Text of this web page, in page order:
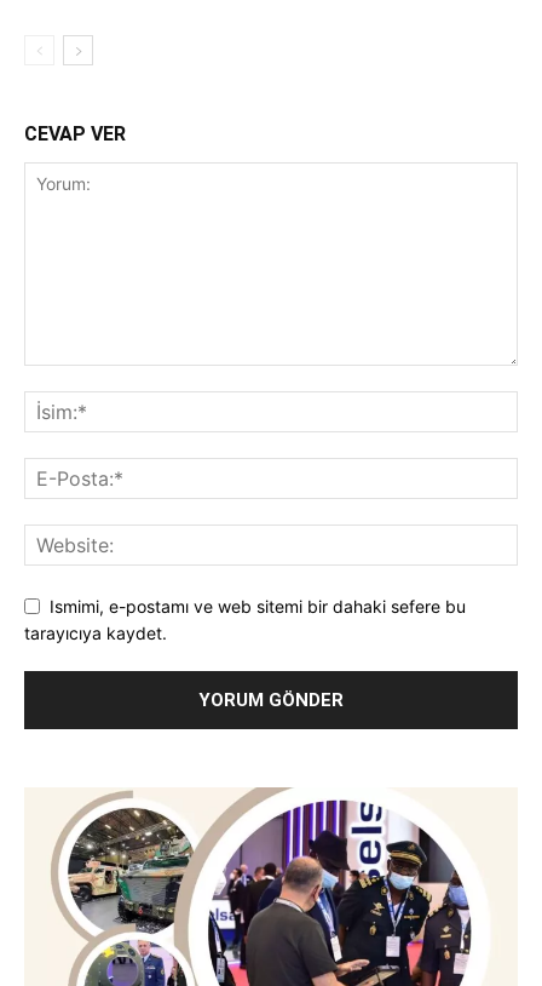
CEVAP VER
Ismimi, e-postamı ve web sitemi bir dahaki sefere bu
tarayıcıya kaydet.